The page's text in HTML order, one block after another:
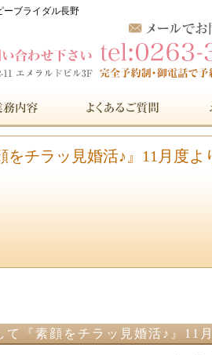
ーブライダル長野
チラッ見婚活♪』11月度よ
『素顔をチラッ見婚活♪』11